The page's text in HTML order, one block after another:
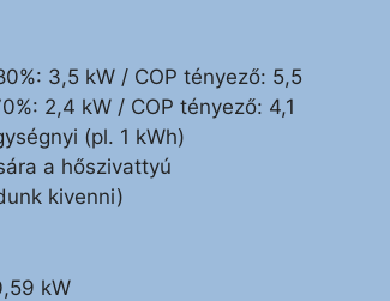
3,5 kW / COP tényező: 5,5
2,4 kW / COP tényező: 4,1
(pl. 1 kWh)
a hőszivattyú
kivenni)
kW